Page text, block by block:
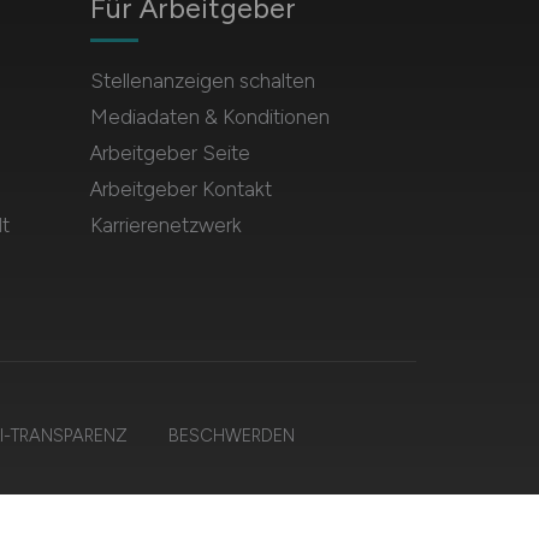
Für Arbeitgeber
Stellenanzeigen schalten
Mediadaten & Konditionen
Arbeitgeber Seite
Arbeitgeber Kontakt
Karrierenetzwerk
TRANSPARENZ
BESCHWERDEN